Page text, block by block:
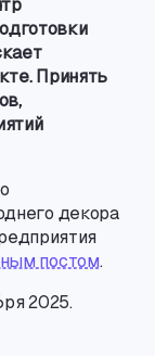
Принять
,
декора
постом.
2025.